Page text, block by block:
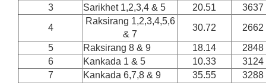
3
Sarikhet 1,2,3,4 & 5 20.51
3637
4
Raksirang 1,2,3,4,5,6
& 7
30.72
2662
5
Raksirang 8 & 9 18.14
2848
6
Kankada 1 & 5 10.33
3124
7
Kankada 6,7,8 & 9 35.55
3288